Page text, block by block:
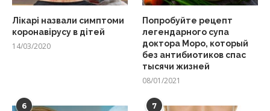
Лікарі назвали симптоми
коронавірусу в дітей
14/03/2020
Попробуйте рецепт
легендарного супа
доктора Моро, который
без антибиотиков спас
тысячи жизней
08/01/2021
6 7